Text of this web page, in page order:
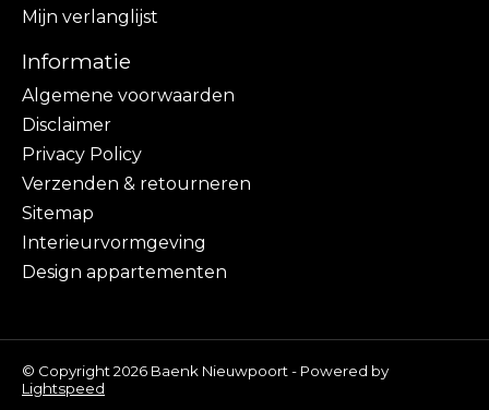
Mijn verlanglijst
Informatie
Algemene voorwaarden
Disclaimer
Privacy Policy
Verzenden & retourneren
Sitemap
Interieurvormgeving
Design appartementen
© Copyright 2026 Baenk Nieuwpoort - Powered by
Lightspeed